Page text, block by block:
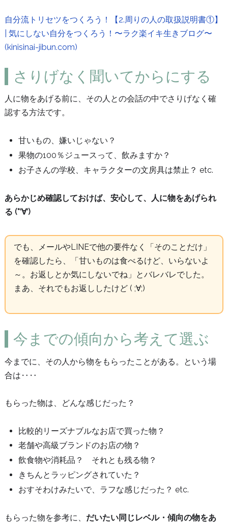
自分流トリセツをつくろう！【2.周りの人の取扱説明書①】
| 気にしない自分をつくろう！〜ラク楽イキ生きブログ〜
(kinisinai-jibun.com)
さりげなく聞いてからにする
人に物をあげる前に、その人との会話の中でさりげなく確
認する方法です。
甘いもの、嫌いじゃない？
果物の100％ジュースって、飲みますか？
お子さんの学校、キャラクターの文房具は禁止？ etc.
あらかじめ確認しておけば、安心して、人に物をあげられ
る (*‘∀‘)
でも、メールやLINEで他の要件なく「そのことだけ」
を確認したら、「甘いものは食べるけど、いらないよ
～。お返しとか気にしないでね」とバレバレでした。
まあ、それでもお返ししたけど ( ;∀;)
今までの傾向から考えて選ぶ
今までに、その人から物をもらったことがある。という場
合は‥‥
もらった物は、どんな感じだった？
比較的リーズナブルなお店で買った物？
老舗や高級ブランドのお店の物？
飲食物や消耗品？ それとも残る物？
きちんとラッピングされていた？
おすそわけみたいで、ラフな感じだった？ etc.
もらった物を参考に、 だいたい同じレベル・傾向の物をあ